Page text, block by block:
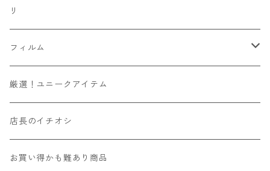
Leica
その他舶来
その他国産
YASHICA
CONTAX
京セラ
国産その他
Voigtlander
ZEISSIKON
ZENZA BRONICA
Kowa
Kマウント
M42マウント
Y/Cマウント
L39マウント
6x6
6x7
6x9
4x4
SR/MDマウント
OMマウント
Kマウント
M42マウント
フード
マウントアダプター
ビューファインダー/交換ファインダー
フィルター
リ
マウントアダプター
ソニーEマウントボディ用
富士フィルムXマウントボディ用
ハンドメイド
フィルム
135フィルム
カラー
リバーサル
120フィルム
インスタントフィルム
厳選！ユニークアイテム
店長のイチオシ
お買い得かも難あり商品